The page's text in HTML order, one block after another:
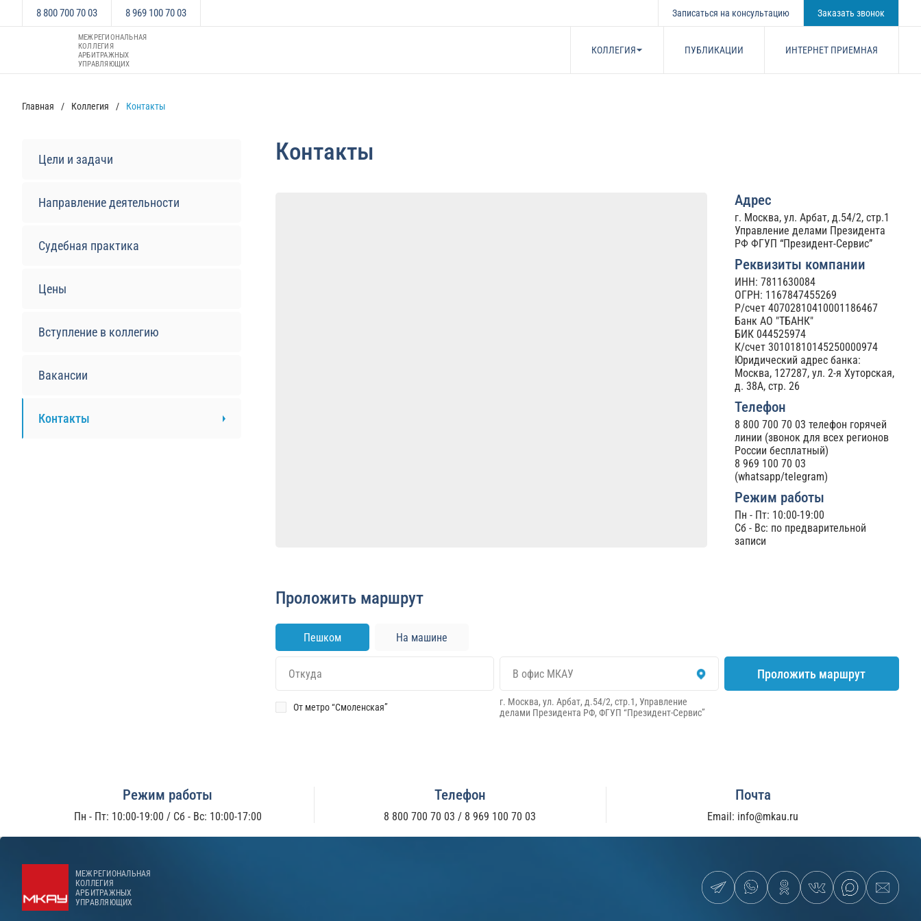
8 800 700 70 03 8 969 100 70 03 Записаться на консультацию Заказать звонок
МЕЖРЕГИОНАЛЬНАЯ
КОЛЛЕГИЯ
АРБИТРАЖНЫХ
УПРАВЛЯЮЩИХ
КОЛЛЕГИЯ ПУБЛИКАЦИИ ИНТЕРНЕТ ПРИЕМНАЯ
Главная Коллегия Контакты
Цели и задачи
Направление деятельности
Судебная практика
Цены
Вступление в коллегию
Вакансии
Контакты
Контакты
Адрес
г. Москва, ул. Арбат, д.54/2, стр.1
Управление делами Президента
РФ ФГУП “Президент-Сервис”
Реквизиты компании
ИНН: 7811630084
ОГРН: 1167847455269
Р/счет 40702810410001186467
Банк АО "ТБАНК"
БИК 044525974
К/счет 30101810145250000974
Юридический адрес банка:
Москва, 127287, ул. 2-я Хуторская,
д. 38А, стр. 26
Телефон
8 800 700 70 03 телефон горячей
линии (звонок для всех регионов
России бесплатный)
8 969 100 70 03
(whatsapp/telegram)
Режим работы
Пн - Пт: 10:00-19:00
Сб - Вс: по предварительной
записи
Проложить маршрут
Пешком На машине
От метро “Смоленская” г. Москва, ул. Арбат, д.54/2, стр.1, Управление
делами Президента РФ, ФГУП “Президент-Сервис”
Проложить маршрут
Режим работы
Пн - Пт: 10:00-19:00 / Сб - Вс: 10:00-17:00
Телефон
8 800 700 70 03/ 8 969 100 70 03
Почта
Email: info@mkau.ru
МЕЖРЕГИОНАЛЬНАЯ
КОЛЛЕГИЯ
АРБИТРАЖНЫХ
УПРАВЛЯЮЩИХ